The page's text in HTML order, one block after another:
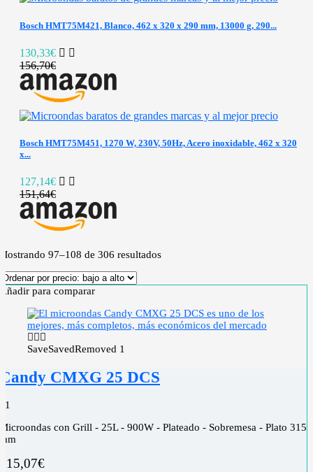
Bosch HMT75M421, Blanco, 462 x 320 x 290 mm, 13000 g, 290...
130,33€
156,70€
Bosch HMT75M451, 1270 W, 230V, 50Hz, Acero inoxidable, 462 x 320
x...
127,14€
151,64€
97–108 de 306 resultados
Añadir para comparar
SaveSavedRemoved 1
Candy CMXG 25 DCS
1
Microondas con Grill - 25L - 900W - Plateado - Sobremesa - Plato 315
mm
115,07€